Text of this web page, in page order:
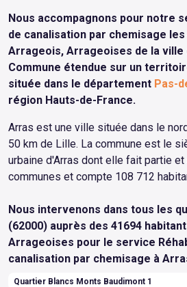
Nous accompagnons pour notre
de canalisation par chemisage
Arrageois, Arrageoises de la ville
Commune étendue sur un
située dans le département Pas-
région Hauts-de-France.
Arras est une ville située dans le
50 km de Lille. La commune est le
urbaine d'Arras dont elle fait partie
communes et compte 108 712
Nous intervenons dans tous les
(62000) auprès des 41694
Arrageoises pour le service
canalisation par chemisage à
Quartier Blancs Monts Baudimont 1